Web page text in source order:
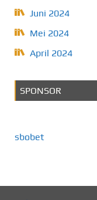
Juni 2024
Mei 2024
April 2024
SPONSOR
sbobet